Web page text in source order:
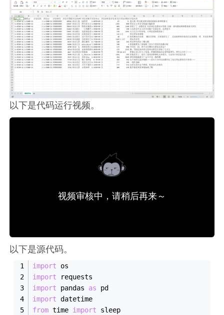
以下是代码运行视频。
视频审核中，请稍后再来～
以下是源代码。
import os
import requests
import pandas as pd
import datetime
from time import sleep